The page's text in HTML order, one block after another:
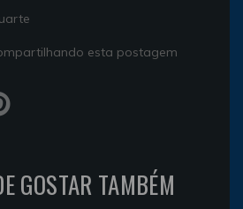
esta postagem
GOSTAR TAMBÉM